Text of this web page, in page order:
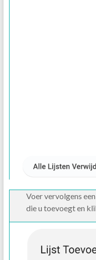
Voer vervolgens
die u toevoegt en